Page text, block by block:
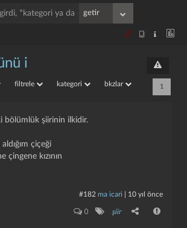
i
filtrele kategori bkzlar 1
bölümlük şiirinin ilkidir.
çiçeği
çingene kızının
#182 ma icari 10 yıl önce
0 şiir